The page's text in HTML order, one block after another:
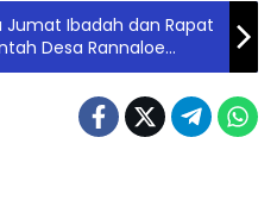
Jumat Ibadah dan Rapat
Desa Rannaloe